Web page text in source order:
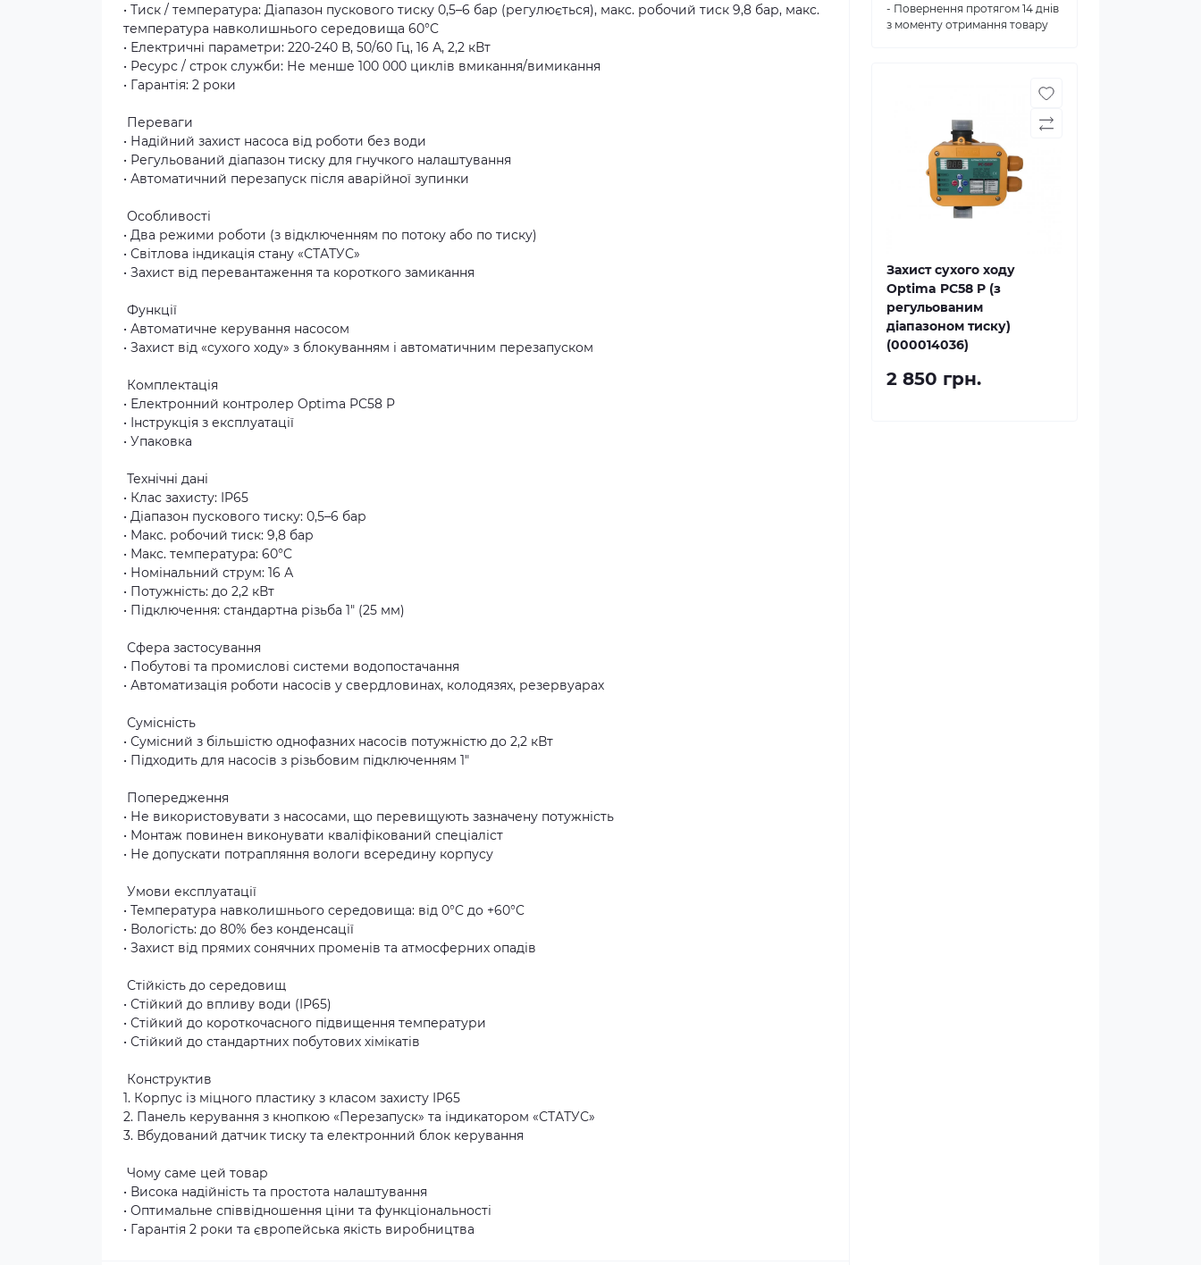
• Тиск / температура: Діапазон пускового тиску 0,5–6 бар (регулюється), макс. робочий тиск 9,8 бар, макс.
температура навколишнього середовища 60°C
• Електричні параметри: 220-240 В, 50/60 Гц, 16 А, 2,2 кВт
• Ресурс / строк служби: Не менше 100 000 циклів вмикання/вимикання
• Гарантія: 2 роки
Переваги
• Надійний захист насоса від роботи без води
• Регульований діапазон тиску для гнучкого налаштування
• Автоматичний перезапуск після аварійної зупинки
Особливості
• Два режими роботи (з відключенням по потоку або по тиску)
• Світлова індикація стану «СТАТУС»
• Захист від перевантаження та короткого замикання
Функції
• Автоматичне керування насосом
• Захист від «сухого ходу» з блокуванням і автоматичним перезапуском
Комплектація
• Електронний контролер Optima PC58 P
• Інструкція з експлуатації
• Упаковка
Технічні дані
• Клас захисту: IP65
• Діапазон пускового тиску: 0,5–6 бар
• Макс. робочий тиск: 9,8 бар
• Макс. температура: 60°C
• Номінальний струм: 16 А
• Потужність: до 2,2 кВт
• Підключення: стандартна різьба 1" (25 мм)
Сфера застосування
• Побутові та промислові системи водопостачання
• Автоматизація роботи насосів у свердловинах, колодязях, резервуарах
Сумісність
• Сумісний з більшістю однофазних насосів потужністю до 2,2 кВт
• Підходить для насосів з різьбовим підключенням 1"
Попередження
• Не використовувати з насосами, що перевищують зазначену потужність
• Монтаж повинен виконувати кваліфікований спеціаліст
• Не допускати потрапляння вологи всередину корпусу
Умови експлуатації
• Температура навколишнього середовища: від 0°C до +60°C
• Вологість: до 80% без конденсації
• Захист від прямих сонячних променів та атмосферних опадів
Стійкість до середовищ
• Стійкий до впливу води (IP65)
• Стійкий до короткочасного підвищення температури
• Стійкий до стандартних побутових хімікатів
Конструктив
1. Корпус із міцного пластику з класом захисту IP65
2. Панель керування з кнопкою «Перезапуск» та індикатором «СТАТУС»
3. Вбудований датчик тиску та електронний блок керування
Чому саме цей товар
• Висока надійність та простота налаштування
• Оптимальне співвідношення ціни та функціональності
• Гарантія 2 роки та європейська якість виробництва
- Повернення протягом 14 днів
з моменту отримання товару
Захист сухого ходу
Optima PC58 P (з
регульованим
діапазоном тиску)
(000014036)
2 850 грн.